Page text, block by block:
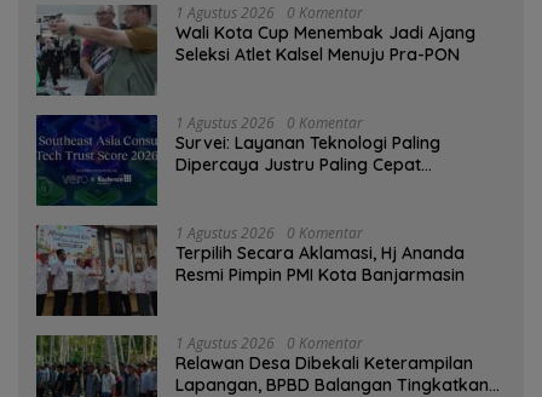
1 Agustus 2026 0 Komentar
Wali Kota Cup Menembak Jadi Ajang
Seleksi Atlet Kalsel Menuju Pra-PON
1 Agustus 2026 0 Komentar
Survei: Layanan Teknologi Paling
Dipercaya Justru Paling Cepat
1 Agustus 2026 0 Komentar
‎Terpilih Secara Aklamasi, Hj Ananda
Resmi Pimpin PMI Kota Banjarmasin
1 Agustus 2026 0 Komentar
Relawan Desa Dibekali Keterampilan
Lapangan, BPBD Balangan Tingkatkan